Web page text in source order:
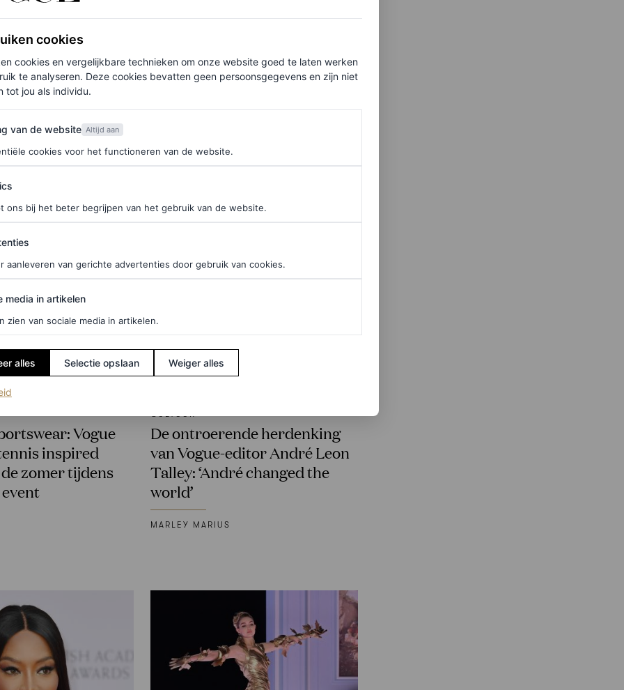
gericht op
tijdens
2023-show
tijdens fashion month
Vogue
inspired
zomer tijdens
CULTUUR
De ontroerende herdenking
van Vogue-editor André Leon
Talley: ‘André changed the
world’
MARLEY MARIUS
cookies
cookies en vergelijkbare technieken om onze website goed te laten werken
te analyseren. Deze cookies bevatten geen persoonsgegevens en zijn niet
tot jou als individu.
de website
van de website Altijd aan
cookies voor het functioneren van de website.
ons bij het beter begrijpen van het gebruik van de website.
aanleveren van gerichte advertenties door gebruik van cookies.
in artikelen
media in artikelen
zien van sociale media in artikelen.
alles Selectie opslaan Weiger alles